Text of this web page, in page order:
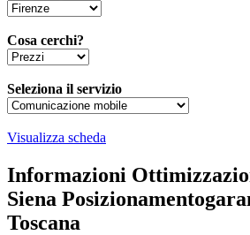
Cosa cerchi?
Seleziona il servizio
Visualizza scheda
Informazioni
Siena
Toscana